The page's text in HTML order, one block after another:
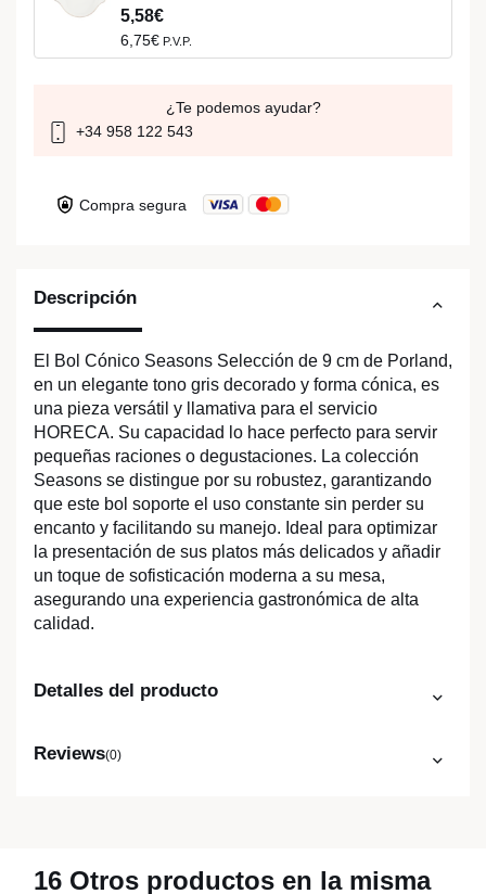
Descripción
El Bol Cónico Seasons Selección de 9 cm de Porland,
en un elegante tono gris decorado y forma cónica, es
una pieza versátil y llamativa para el servicio
HORECA. Su capacidad lo hace perfecto para servir
pequeñas raciones o degustaciones. La colección
Seasons se distingue por su robustez, garantizando
que este bol soporte el uso constante sin perder su
encanto y facilitando su manejo. Ideal para optimizar
la presentación de sus platos más delicados y añadir
un toque de sofisticación moderna a su mesa,
asegurando una experiencia gastronómica de alta
calidad.
Detalles del producto
Reviews(0)
5,58€
6,75€ P.V.P.
¿Te podemos ayudar?
+34 958 122 543
Compra segura
16 Otros productos en la misma